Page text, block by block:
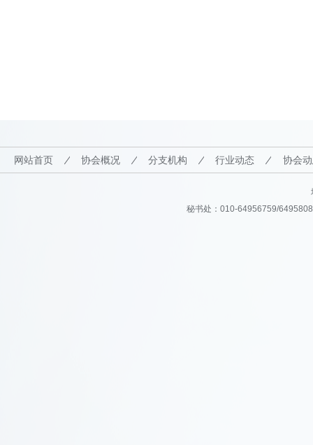
网站首页 协会概况 分支机构 行业动态 协会
秘书处：010-64956759/